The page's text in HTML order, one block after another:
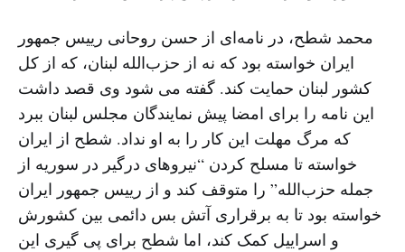
محمد شطح، در نامه‌ای از حسن روحانى رییس جمهور
ایران خواسته بود که نه از حزب‌الله لبنان، که از کل
کشور لبنان حمایت کند. گفته می شود وى قصد داشت
این نامه را برای امضا پیش نمایندگان مجلس لبنان ببرد
که مرگ مهلت این کار را به او نداد. شطح از ایران
خواسته تا مسلح کردن “نیروهای درگیر در سوریه از
جمله حزب‌الله” را متوقف کند و از رییس جمهور ایران
خواسته بود تا به برقراری آتش بس دائمی بین کشورش
و اسراییل کمک کند، اما شطح برای پی گیری این